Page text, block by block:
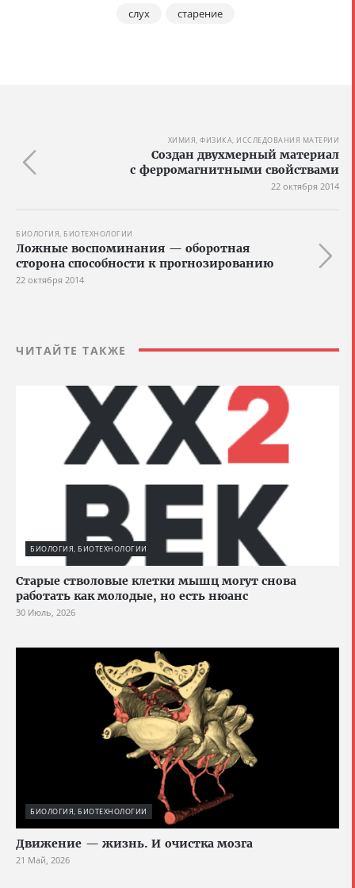
слух старение
ХИМИЯ, ФИЗИКА, ИССЛЕДОВАНИЯ МАТЕРИИ
Создан двухмерный материал
с ферромагнитными свойствами
22 октября 2014
БИОЛОГИЯ, БИОТЕХНОЛОГИИ
Ложные воспоминания — оборотная
сторона способности к прогнозированию
22 октября 2014
ЧИТАЙТЕ ТАКЖЕ
БИОЛОГИЯ, БИОТЕХНОЛОГИИ
Старые стволовые клетки мышц могут снова
работать как молодые, но есть нюанс
30 Июль, 2026
БИОЛОГИЯ, БИОТЕХНОЛОГИИ
Движение — жизнь. И очистка мозга
21 Май, 2026